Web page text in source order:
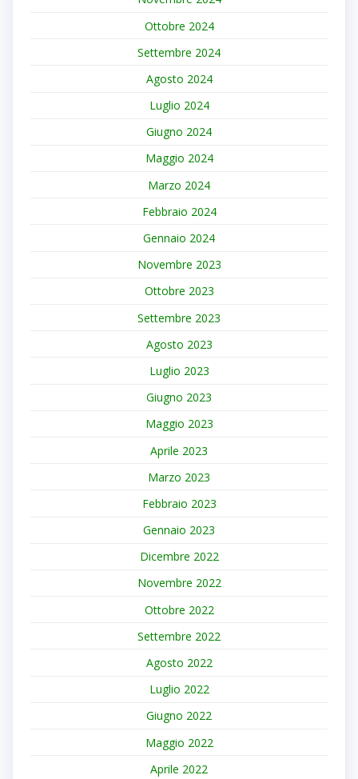
Ottobre 2024
Settembre 2024
Agosto 2024
Luglio 2024
Giugno 2024
Maggio 2024
Marzo 2024
Febbraio 2024
Gennaio 2024
Novembre 2023
Ottobre 2023
Settembre 2023
Agosto 2023
Luglio 2023
Giugno 2023
Maggio 2023
Aprile 2023
Marzo 2023
Febbraio 2023
Gennaio 2023
Dicembre 2022
Novembre 2022
Ottobre 2022
Settembre 2022
Agosto 2022
Luglio 2022
Giugno 2022
Maggio 2022
Aprile 2022